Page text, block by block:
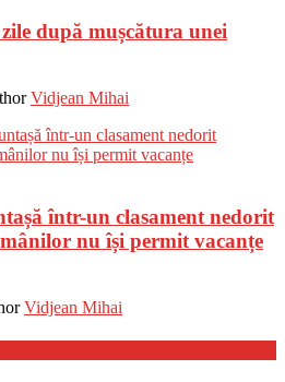
după mușcătura unei
Vidjean Mihai
într-un clasament nedorit
nu își permit vacanțe
Vidjean Mihai